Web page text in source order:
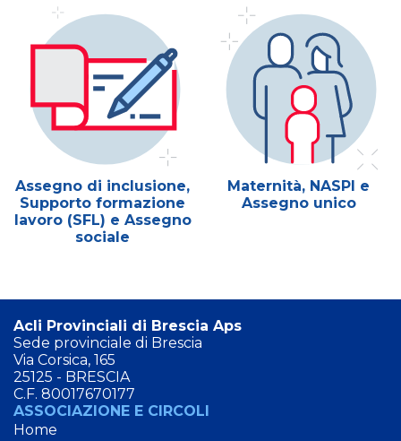
Assegno di inclusione,
Supporto formazione
lavoro (SFL) e Assegno
sociale
Maternità, NASPI e
Assegno unico
Acli Provinciali di Brescia Aps
Sede provinciale di Brescia
Via Corsica, 165
25125 - BRESCIA
C.F. 80017670177
ASSOCIAZIONE E CIRCOLI
Home